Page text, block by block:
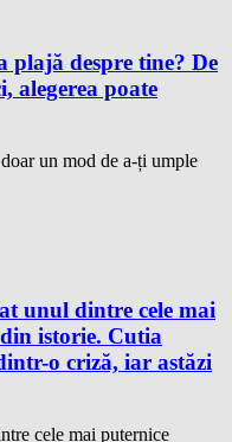
plajă despre tine? De
alegerea poate
un mod de a-ți umple
unul dintre cele mai
istorie. Cutia
o criză, iar astăzi
cele mai puternice